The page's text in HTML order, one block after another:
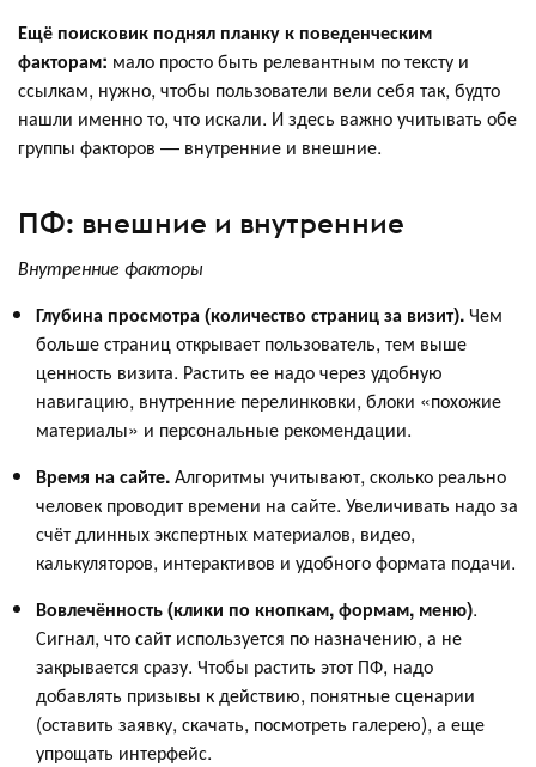
Ещё поисковик поднял планку к поведенческим
факторам: мало просто быть релевантным по тексту и
ссылкам, нужно, чтобы пользователи вели себя так, будто
нашли именно то, что искали. И здесь важно учитывать обе
группы факторов — внутренние и внешние.
ПФ: внешние и внутренние
Внутренние факторы
Глубина просмотра (количество страниц за визит).Чем
больше страниц открывает пользователь, тем выше
ценность визита. Растить ее надо через удобную
навигацию, внутренние перелинковки, блоки «похожие
материалы» и персональные рекомендации.
Время на сайте.Алгоритмы учитывают, сколько реально
человек проводит времени на сайте. Увеличивать надо за
счёт длинных экспертных материалов, видео,
калькуляторов, интерактивов и удобного формата подачи.
Вовлечённость (клики по кнопкам, формам, меню).
Сигнал, что сайт используется по назначению, а не
закрывается сразу. Чтобы растить этот ПФ, надо
добавлять призывы к действию, понятные сценарии
(оставить заявку, скачать, посмотреть галерею), а еще
упрощать интерфейс.